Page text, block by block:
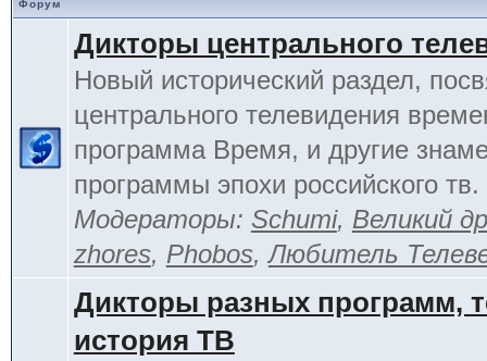
Форум
Дикторы центрального
Новый исторический раздел,
центрального телевидения
программа Время, и другие
программы эпохи российского тв.
Модераторы: Schumi, Великий
zhores, Phobos,Любитель
Дикторы разных программ,
история ТВ